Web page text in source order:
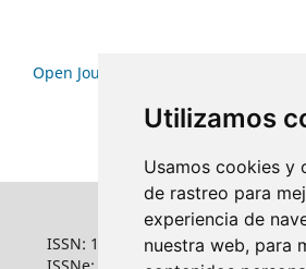
Utilizamos
Usamos cookies y
de rastreo para
experiencia de
nuestra web, para
Open Journal Systems
ISSN: 1022-6508